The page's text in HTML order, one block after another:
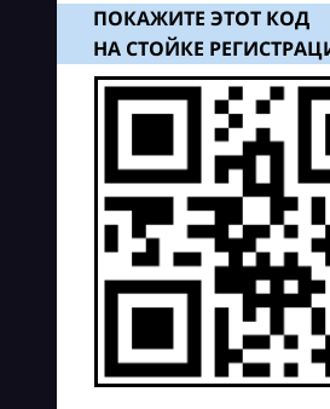
ПОКАЖИТЕ ЭТОТ КОД
НА СТОЙКЕ